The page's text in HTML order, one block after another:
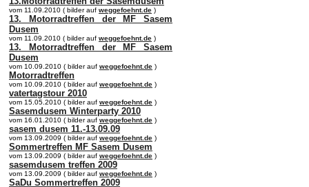
vom 11.09.2010 ( bilder auf weggefoehnt.de )
13. Motorradtreffen der MF Sasem
Dusem
vom 11.09.2010 ( bilder auf weggefoehnt.de )
13. Motorradtreffen der MF Sasem
Dusem
vom 10.09.2010 ( bilder auf weggefoehnt.de )
Motorradtreffen
vom 10.09.2010 ( bilder auf weggefoehnt.de )
vatertagstour 2010
vom 15.05.2010 ( bilder auf weggefoehnt.de )
Sasemdusem Winterparty 2010
vom 16.01.2010 ( bilder auf weggefoehnt.de )
sasem dusem 11.-13.09.09
vom 13.09.2009 ( bilder auf weggefoehnt.de )
Sommertreffen MF Sasem Dusem
vom 13.09.2009 ( bilder auf weggefoehnt.de )
sasemdusem treffen 2009
vom 13.09.2009 ( bilder auf weggefoehnt.de )
SaDu Sommertreffen 2009